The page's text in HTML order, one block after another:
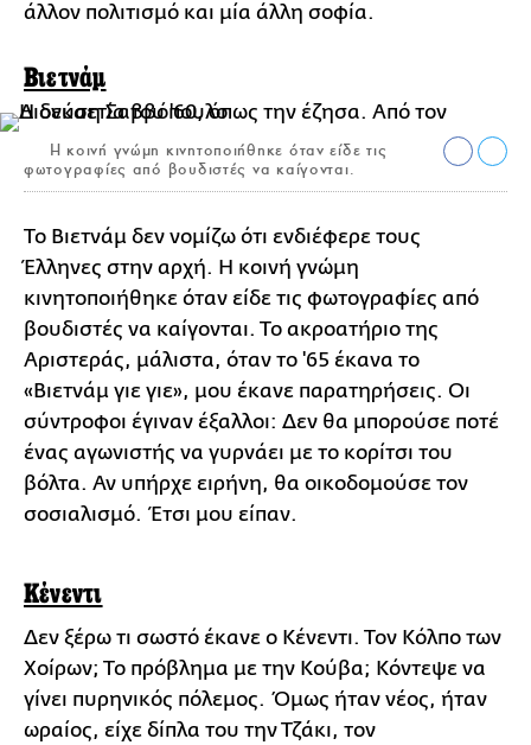
άλλον πολιτισμό και μία άλλη σοφία.
Βιετνάμ
Η κοινή γνώμη κινητοποιήθηκε όταν είδε τις
φωτογραφίες από βουδιστές να καίγονται.
Το Βιετνάμ δεν νομίζω ότι ενδιέφερε τους
Έλληνες στην αρχή. Η κοινή γνώμη
κινητοποιήθηκε όταν είδε τις φωτογραφίες από
βουδιστές να καίγονται. Το ακροατήριο της
Αριστεράς, μάλιστα, όταν το '65 έκανα το
«Βιετνάμ γιε γιε», μου έκανε παρατηρήσεις. Οι
σύντροφοι έγιναν έξαλλοι: Δεν θα μπορούσε ποτέ
ένας αγωνιστής να γυρνάει με το κορίτσι του
βόλτα. Αν υπήρχε ειρήνη, θα οικοδομούσε τον
σοσιαλισμό. Έτσι μου είπαν.
Κένεντι
Δεν ξέρω τι σωστό έκανε ο Κένεντι. Τον Κόλπο των
Χοίρων; Το πρόβλημα με την Κούβα; Κόντεψε να
γίνει πυρηνικός πόλεμος. Όμως ήταν νέος, ήταν
ωραίος, είχε δίπλα του την Τζάκι, τον